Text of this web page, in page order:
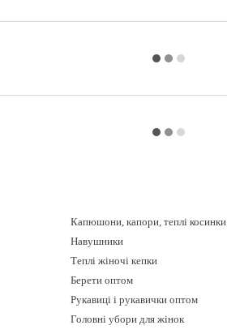
Капюшони, капори, теплі косинки
Навушники
Теплі жіночі кепки
Берети оптом
Рукавиці і рукавички оптом
Головні убори для жінок